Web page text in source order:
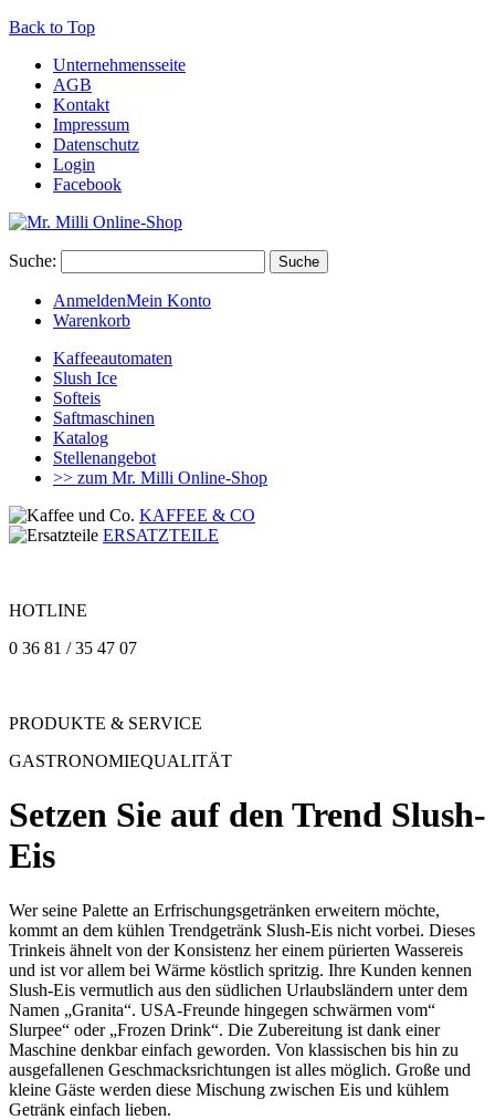
Back to Top
Unternehmensseite
AGB
Kontakt
Impressum
Datenschutz
Login
Facebook
Suche: Suche
AnmeldenMein Konto
Warenkorb
Kaffeeautomaten
Slush Ice
Softeis
Saftmaschinen
Katalog
Stellenangebot
>> zum Mr. Milli Online-Shop
KAFFEE & CO
ERSATZTEILE
HOTLINE
0 36 81 / 35 47 07
PRODUKTE & SERVICE
GASTRONOMIEQUALITÄT
Setzen Sie auf den Trend Slush-
Eis
Wer seine Palette an Erfrischungsgetränken erweitern möchte,
kommt an dem kühlen Trendgetränk Slush-Eis nicht vorbei. Dieses
Trinkeis ähnelt von der Konsistenz her einem pürierten Wassereis
und ist vor allem bei Wärme köstlich spritzig. Ihre Kunden kennen
Slush-Eis vermutlich aus den südlichen Urlaubsländern unter dem
Namen „Granita“. USA-Freunde hingegen schwärmen vom“
Slurpee“ oder „Frozen Drink“. Die Zubereitung ist dank einer
Maschine denkbar einfach geworden. Von klassischen bis hin zu
ausgefallenen Geschmacksrichtungen ist alles möglich. Große und
kleine Gäste werden diese Mischung zwischen Eis und kühlem
Getränk einfach lieben.